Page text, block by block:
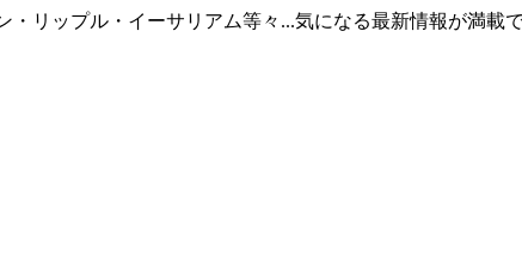
・リップル・イーサリアム等々...気になる最新情報が満載